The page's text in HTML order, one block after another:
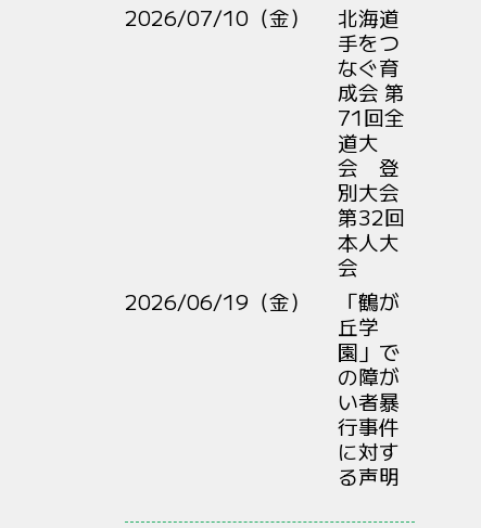
2026/07/10（金）
北海道
手をつ
なぐ育
成会 第
71回全
道大
会 登
別大会
第32回
本人大
会
2026/06/19（金）
「鶴が
丘学
園」で
の障が
い者暴
行事件
に対す
る声明